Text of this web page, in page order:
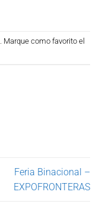
. Marque como favorito el
Feria Binacional –
EXPOFRONTERAS